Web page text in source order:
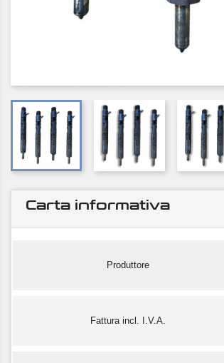
Carta informativa
Produttore
Fattura incl. I.V.A.